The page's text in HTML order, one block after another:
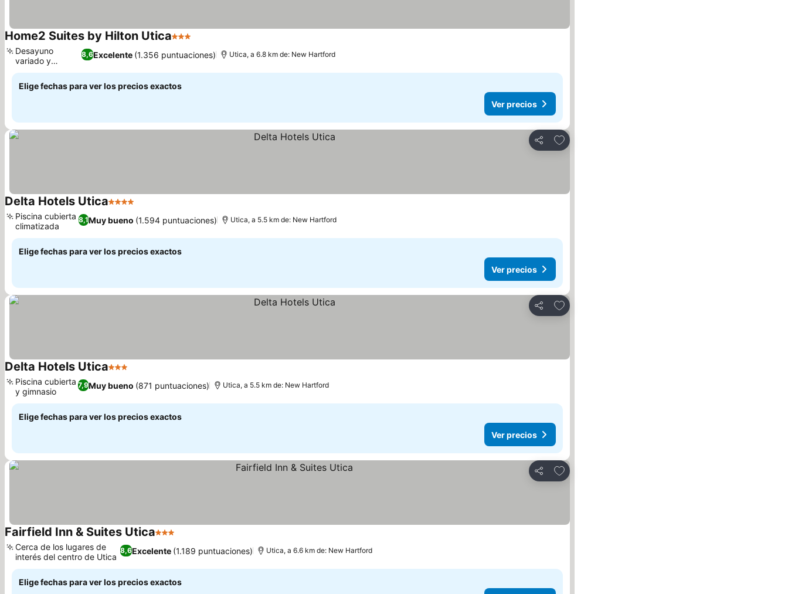
Home2 Suites by Hilton Utica3 Estrellas
8,6Excelente (1.356 puntuaciones)
Desayuno
variado y
delicioso
Utica, a 6.8 km de: New Hartford
Elige fechas para ver los precios exactos
Ver precios
Compartir
Agregar a favoritos
Delta Hotels Utica4 Estrellas
8,1Muy bueno (1.594 puntuaciones)
Piscina cubierta
climatizada
Utica, a 5.5 km de: New Hartford
Elige fechas para ver los precios exactos
Ver precios
Compartir
Agregar a favoritos
Delta Hotels Utica3 Estrellas
7,9Muy bueno (871 puntuaciones)
Piscina cubierta
y gimnasio
Utica, a 5.5 km de: New Hartford
Elige fechas para ver los precios exactos
Ver precios
Compartir
Agregar a favoritos
Fairfield Inn & Suites Utica3 Estrellas
8,6Excelente (1.189 puntuaciones)
Cerca de los lugares de
interés del centro de Utica
Utica, a 6.6 km de: New Hartford
Elige fechas para ver los precios exactos